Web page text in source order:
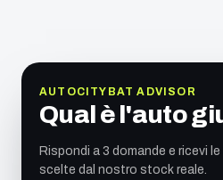
AUTOCITYBAT ADVISOR
Qual è l'auto
Rispondi a 3 domande e ricevi
scelte dal nostro stock reale.